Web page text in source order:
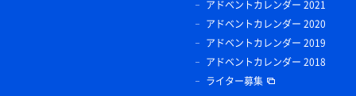
アドベントカレンダー 2021
アドベントカレンダー 2020
アドベントカレンダー 2019
アドベントカレンダー 2018
ライター募集